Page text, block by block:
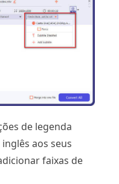
de legenda
aos seus
faixas de